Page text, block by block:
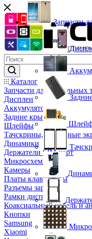
Каталог
Запчасти для мобильных
Дисплеи
Аккумуляторы
Задние крышки
Шлейфы
Тачскрины, сенсорные
Динамики
Держатели SIM-карт
Микросхемы
Камеры
Платы клавиатуры
Разъемы зарядки
Рамки дисплея
Коаксиальный кабель и
Кнопки
Samsung
Xiaomi
Запчасти